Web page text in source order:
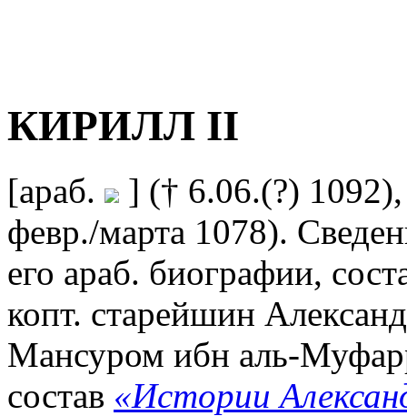
КИРИЛЛ II
[араб.
] († 6.06.(?)
февр./марта 1078).
его араб. биографии,
копт. старейшин
Мансуром ибн аль-
состав «Истории